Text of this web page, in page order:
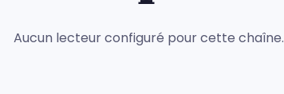
Aucun lecteur configuré pour cette chaîne.